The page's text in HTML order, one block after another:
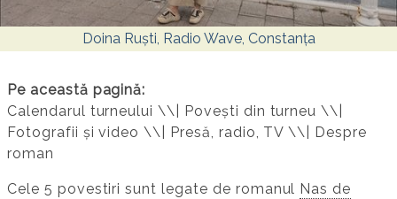
Doina Ruști, Radio Wave, Constanța
Pe această pagină:
Calendarul turneului \\| Povești din turneu \\|
Fotografii și video \\| Presă, radio, TV \\| Despre
roman
Cele 5 povestiri sunt legate de romanul Nas de